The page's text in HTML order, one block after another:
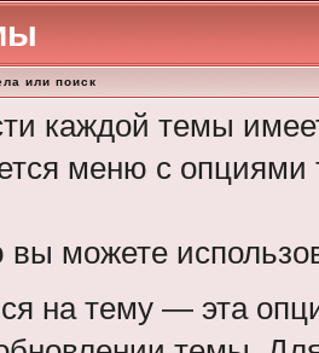
или поиск
каждой темы
меню с
вы можете
на тему — эта